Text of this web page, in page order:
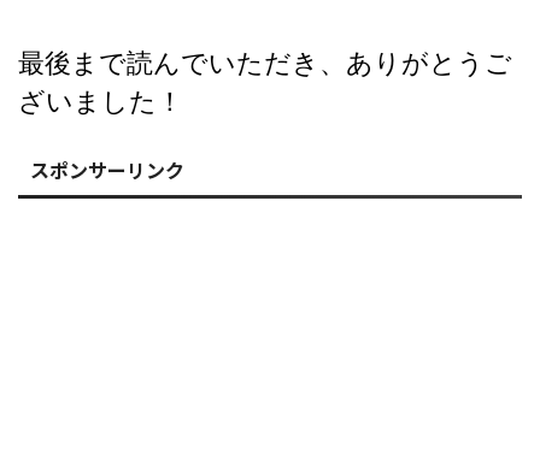
最後まで読んでいただき、ありがとうご
ざいました！
スポンサーリンク